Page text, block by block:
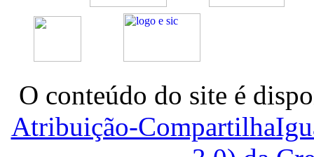
O conteúdo do site é
Atribuição-